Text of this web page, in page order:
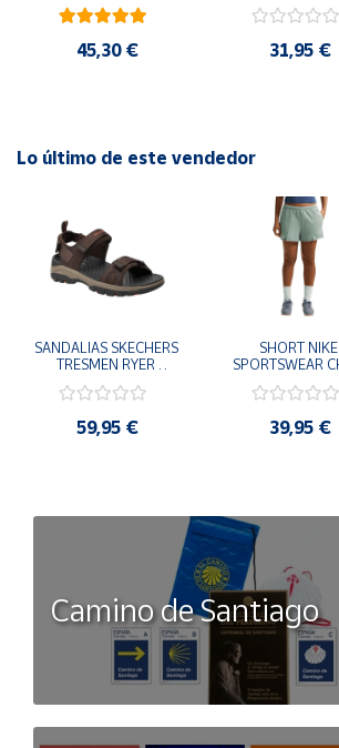
45,30 € 31,95 €
Lo último de este vendedor
SANDALIAS SKECHERS
TRESMEN RYER
205112-CHOC
COMODAS
59,95 €
SHORT NIKE
SPORTSWEAR
006
39,95 €
Camino de Santiago